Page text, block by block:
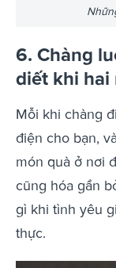
6. Chàng
diết khi hai
Mỗi khi chàng
điện cho bạn,
món quà ở nơi
cũng hóa gần
gì khi tình yêu
thực.